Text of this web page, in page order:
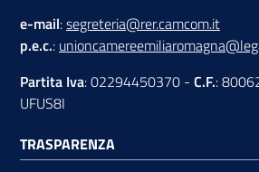
e-mail:segreteria@rer.camcom.it
p.e.c.:
Partita Iva: 02294450370 - C.F.:
UFUS8I
TRASPARENZA